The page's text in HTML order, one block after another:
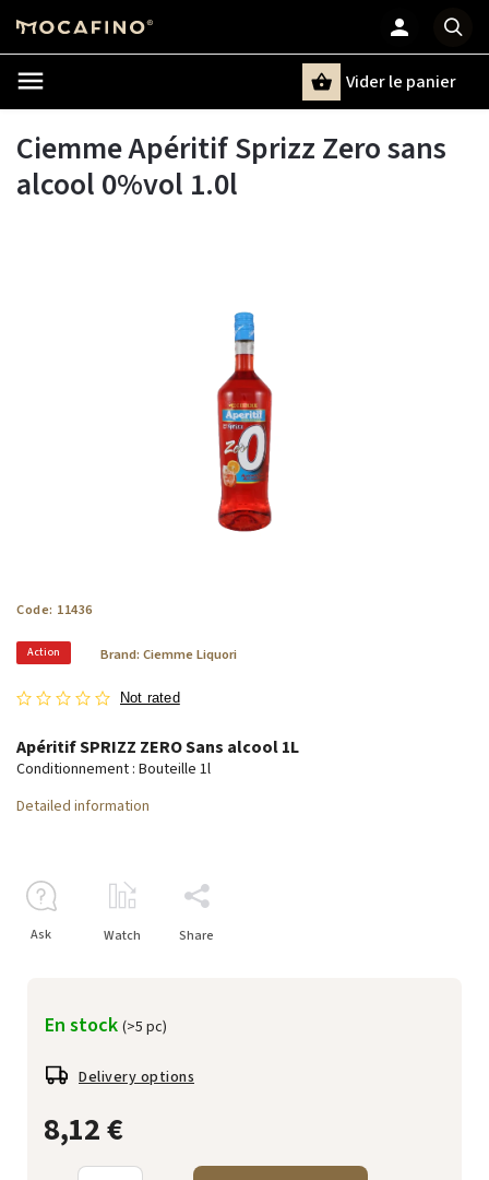
Chercher
Vider le panier
Ciemme Apéritif Sprizz Zero sans
alcool 0%vol 1.0l
Code: 11436
Action
Not rated
Brand: Ciemme Liquori
8,12 €
En stock (>5 pc)
Delivery options
Apéritif SPRIZZ ZERO Sans alcool 1L
Conditionnement : Bouteille 1l
Detailed information
Ask Watch Share